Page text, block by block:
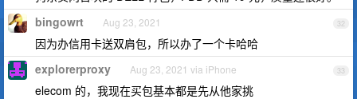
32
bingowrt Aug 23, 2021
因为办信用卡送双肩包，所以办了一个卡哈哈
33
explorerproxy Aug 23, 2021 via iPhone
elecom 的，我现在买包基本都是先从他家挑